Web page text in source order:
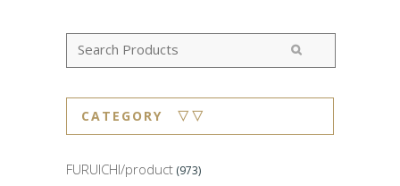
CATEGORY ▽▽
FURUICHI/product (973)